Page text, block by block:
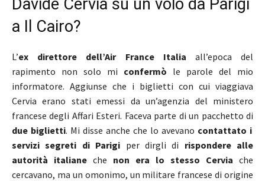
Davide Cervia su un volo da Parigi
a Il Cairo?
L’ex direttore dell’Air France Italia all’epoca del
rapimento non solo mi confermò le parole del mio
informatore. Aggiunse che i biglietti con cui viaggiava
Cervia erano stati emessi da un’agenzia del ministero
francese degli Affari Esteri. Faceva parte di un pacchetto di
due biglietti. Mi disse anche che lo avevano contattato i
servizi segreti di Parigi per dirgli di rispondere alle
autorità italiane che non era lo stesso Cervia che
cercavano, ma un omonimo, un militare francese di origine